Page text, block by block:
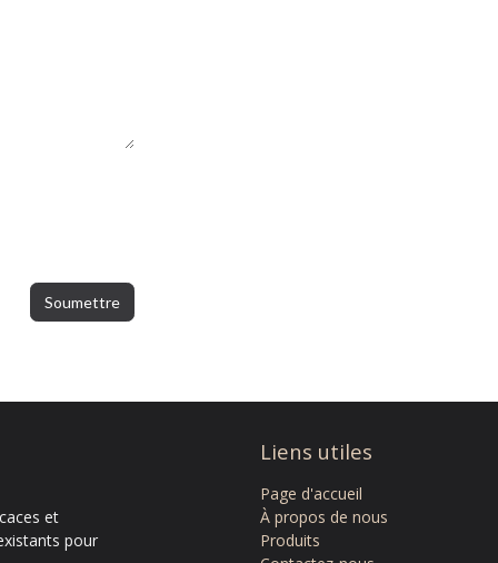
Soumettre
Liens utiles
Page d'accue​il
À propos de nous
Produits
et
pour